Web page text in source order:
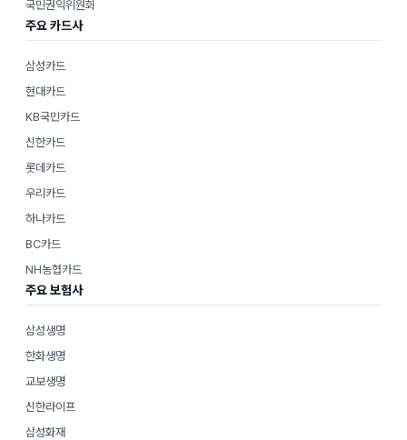
국민권익위원회
주요 카드사
삼성카드
현대카드
KB국민카드
신한카드
롯데카드
우리카드
하나카드
BC카드
NH농협카드
주요 보험사
삼성생명
한화생명
교보생명
신한라이프
삼성화재